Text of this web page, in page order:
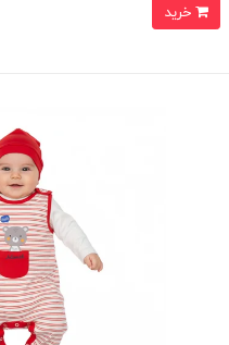
خرید